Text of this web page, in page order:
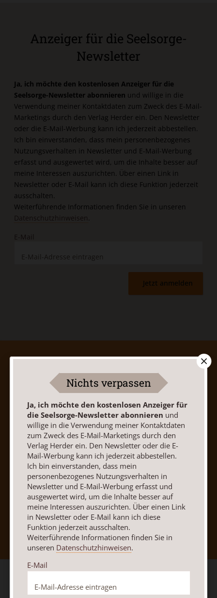
Anzeiger für die Seelsorge-
Newsletter
Ja, ich möchte den kostenlosen Anzeiger für die
Seelsorge-Newsletter abonnieren und willige in die
Verwendung meiner Kontaktdaten zum Zweck des E-Mail-
Marketings durch den Verlag Herder ein. Den Newsletter
oder die E-Mail-Werbung kann ich jederzeit abbestellen.
Ich bin einverstanden, dass mein personenbezogenes
Nutzungsverhalten in Newsletter und E-Mail-Werbung
erfasst und ausgewertet wird, um die Inhalte besser auf
meine Interessen auszurichten. Über einen Link in
Newsletter oder E-Mail kann ich diese Funktion jederzeit
ausschalten.
Weiterführende Informationen finden Sie in unseren
Datenschutzhinweisen.
E-Mail
Jetzt anmelden
AGB und Widerrufsbelehrung
Datenschutz
Barrierefreiheit
Impressum
Vertrag widerrufen Abo online kündigen
Nach oben
Nichts verpassen
Ja, ich möchte den kostenlosen Anzeiger für
die Seelsorge-Newsletter abonnieren und
willige in die Verwendung meiner Kontaktdaten
zum Zweck des E-Mail-Marketings durch den
Verlag Herder ein. Den Newsletter oder die E-
Mail-Werbung kann ich jederzeit abbestellen.
Ich bin einverstanden, dass mein
personenbezogenes Nutzungsverhalten in
Newsletter und E-Mail-Werbung erfasst und
ausgewertet wird, um die Inhalte besser auf
meine Interessen auszurichten. Über einen Link
in Newsletter oder E-Mail kann ich diese
Funktion jederzeit ausschalten.
Weiterführende Informationen finden Sie in
unseren Datenschutzhinweisen.
E-Mail